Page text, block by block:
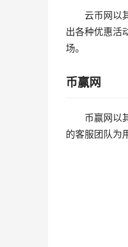
云币网以
出各种优惠活
场。
币赢网
币赢网以
的客服团队为